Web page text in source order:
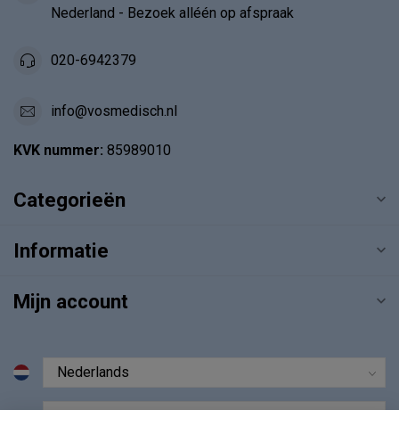
Nederland - Bezoek alléén op afspraak
020-6942379
info@vosmedisch.nl
KVK nummer: 85989010
Categorieën
Informatie
Mijn account